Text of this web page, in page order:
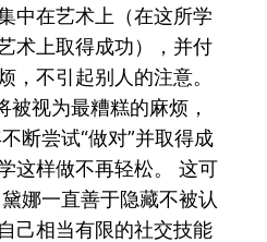
中在艺术上（在这所学
术上取得成功），并付
，不引起别人的注意。
被视为最糟糕的麻烦，
断尝试“做对”并取得成
这样做不再轻松。 这可
娜一直善于隐藏不被认
己相当有限的社交技能